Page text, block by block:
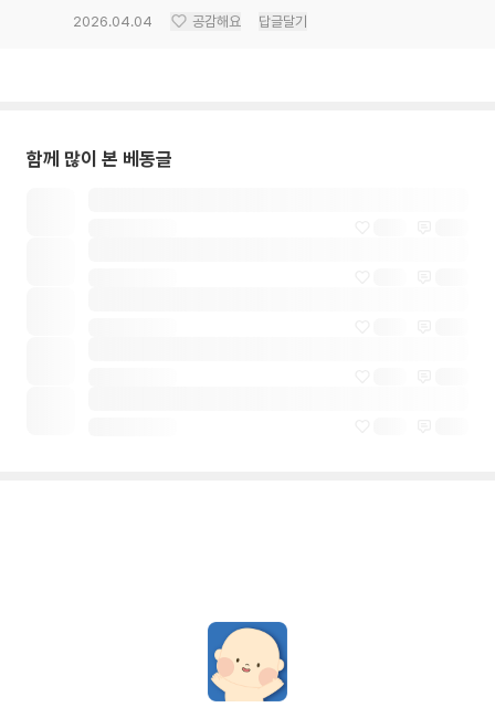
2026.04.04 공감해요 답글달기
함께 많이 본 베동글